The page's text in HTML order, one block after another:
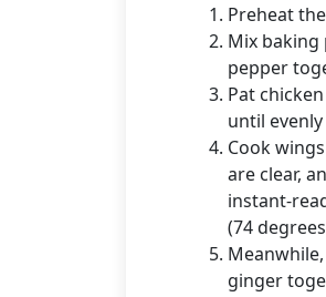
Preheat
Mix baking
pepper
Pat
until
Cook
are clear,
instant-
(74
ginger